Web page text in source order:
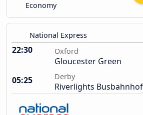
Economy
National Express
22:30 Oxford
Gloucester Green
05:25
Derby
Riverlights Busbahnhof